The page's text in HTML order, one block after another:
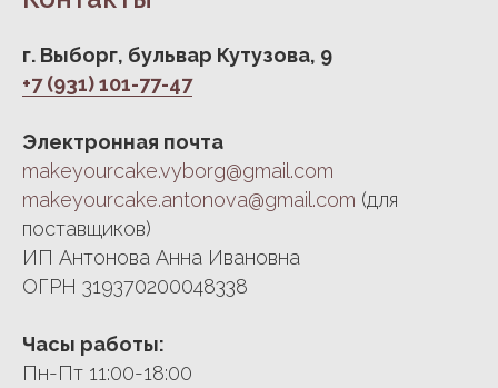
г. Выборг, бульвар Кутузова, 9
+7 (931) 101-77-47
Электронная почта
makeyourcake.vyborg@gmail.com
makeyourcake.antonova@gmail.com (для
поставщиков)
ИП Антонова Анна Ивановна
ОГРН 319370200048338
Часы работы:
Пн-Пт 11:00-18:00